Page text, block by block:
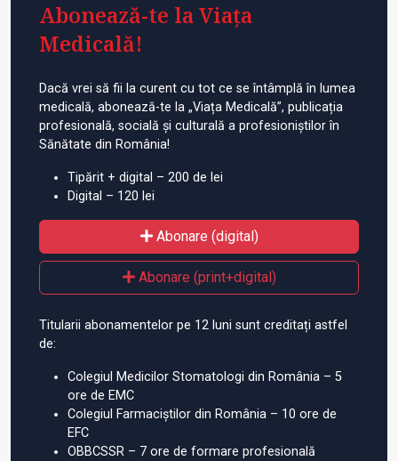
Abonează-te la Viața
Medicală!
Dacă vrei să fii la curent cu tot ce se întâmplă în lumea
medicală, abonează-te la „Viața Medicală”, publicația
profesională, socială și culturală a profesioniștilor în
Sănătate din România!
Tipărit + digital – 200 de lei
Digital – 120 lei
Abonare (digital)
Abonare (print+digital)
Titularii abonamentelor pe 12 luni sunt creditați astfel
de:
Colegiul Medicilor Stomatologi din România – 5
ore de EMC
Colegiul Farmaciștilor din România – 10 ore de
EFC
OBBCSSR – 7 ore de formare profesională